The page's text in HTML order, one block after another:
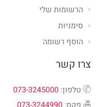
הרשומות שלי
סימניות
הוסף רשומה
צרו קשר
טלפון: 073-3245000